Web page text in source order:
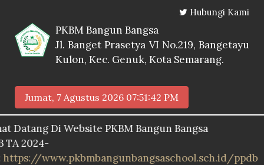
Hubungi Kami
PKBM Bangun Bangsa
Jl. Banget Prasetya VI No.219, Bangetayu
Kulon, Kec. Genuk, Kota Semarang.
Jumat, 7 Agustus 2026 07:51:43 PM
Di Website PKBM Bangun Bangsa
www.pkbmbangunbangsaschool.sch.id/ppdb